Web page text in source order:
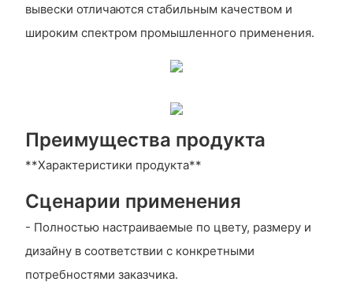
вывески отличаются стабильным качеством и
широким спектром промышленного применения.
Преимущества продукта
**Характеристики продукта**
Сценарии применения
- Полностью настраиваемые по цвету, размеру и
дизайну в соответствии с конкретными
потребностями заказчика.